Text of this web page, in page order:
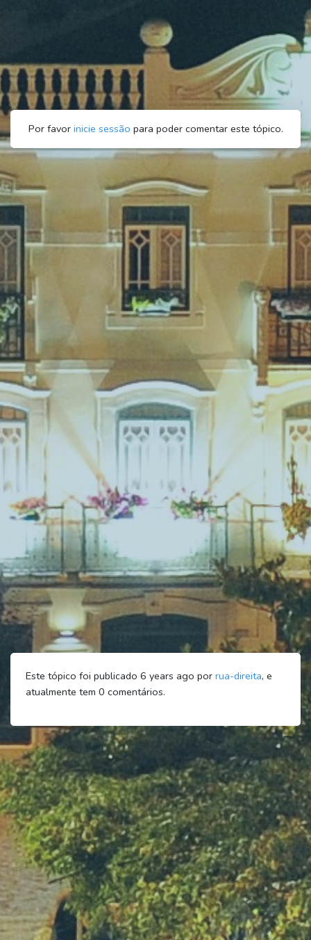
Por favor inicie sessão para poder comentar este tópico.
Este tópico foi publicado 6 years ago por rua-direita, e
atualmente tem 0 comentários.